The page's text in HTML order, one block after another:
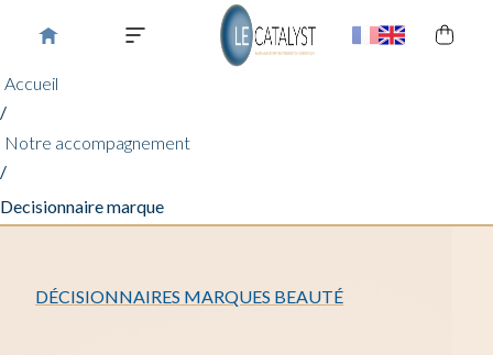
Accueil
/
Notre accompagnement
/
Decisionnaire marque
DÉCISIONNAIRES MARQUES BEAUTÉ